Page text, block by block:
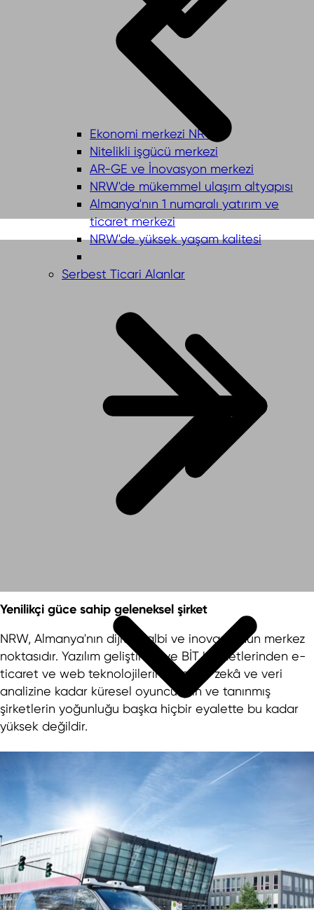
Ekonomi merkezi NRW
Nitelikli işgücü merkezi
AR-GE ve İnovasyon merkezi
NRW'de mükemmel ulaşım altyapısı
Almanya'nın 1 numaralı yatırım ve
ticaret merkezi
NRW'de yüksek yaşam kalitesi
Serbest Ticari Alanlar
NRW'de ticari emlak portalı
PrimeSite Rhine Region
newPark - vizyonlar yer bulur
Ekonomi Bölgeleri
Yenilikçi güce sahip geleneksel şirket
NRW, Almanya'nın dijital kalbi ve inovasyonun merkez
noktasıdır. Yazılım geliştirme ve BİT hizmetlerinden e-
ticaret ve web teknolojilerine, yapay zekâ ve veri
analizine kadar küresel oyuncuların ve tanınmış
şirketlerin yoğunluğu başka hiçbir eyalette bu kadar
yüksek değildir.